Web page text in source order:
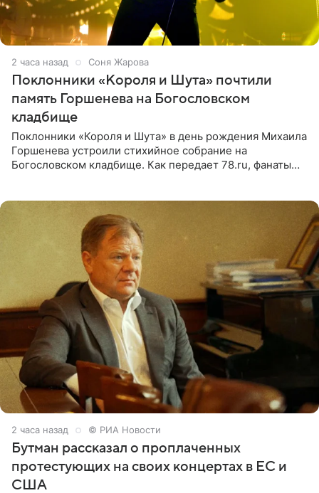
2 часа назад Соня Жарова
Поклонники «Короля и Шута» почтили
память Горшенева на Богословском
кладбище
Поклонники «Короля и Шута» в день рождения Михаила
Горшенева устроили стихийное собрание на
Богословском кладбище. Как передает 78.ru, фанаты
2 часа назад © РИА Новости
Бутман рассказал о проплаченных
протестующих на своих концертах в ЕС и
США